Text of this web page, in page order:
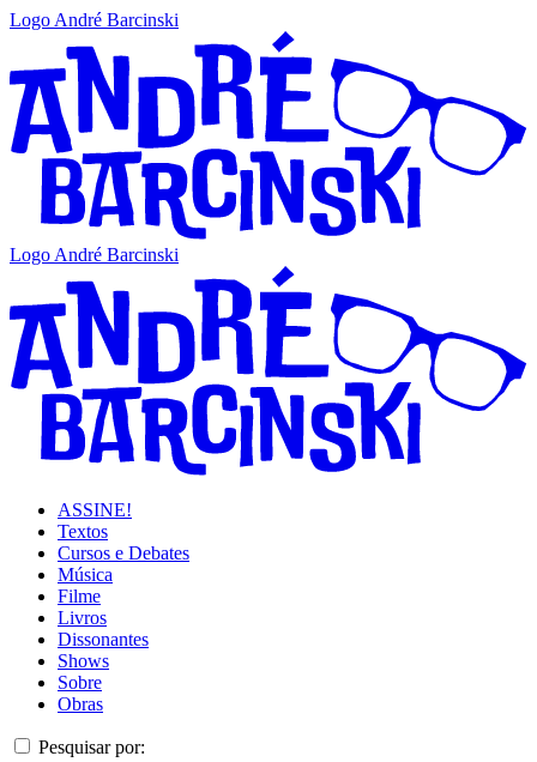
Logo André Barcinski
Logo André Barcinski
ASSINE!
Textos
Cursos e Debates
Música
Filme
Livros
Dissonantes
Shows
Sobre
Obras
Pesquisar por: